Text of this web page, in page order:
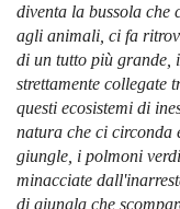
diventa la bussola che
agli animali, ci fa
di un tutto più grande,
strettamente collegate
questi ecosistemi di
natura che ci circonda
giungle, i polmoni
minacciate
di giungla che